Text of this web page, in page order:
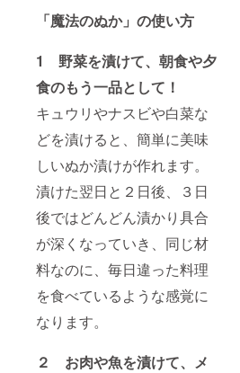
「魔法のぬか」の使い方
1 野菜を漬けて、朝食や夕
食のもう一品として！
キュウリやナスビや白菜な
どを漬けると、簡単に美味
しいぬか漬けが作れます。
漬けた翌日と２日後、３日
後ではどんどん漬かり具合
が深くなっていき、同じ材
料なのに、毎日違った料理
を食べているような感覚に
なります。
２ お肉や魚を漬けて、メ